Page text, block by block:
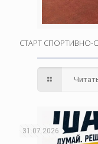
СТАРТ
31.07.2026